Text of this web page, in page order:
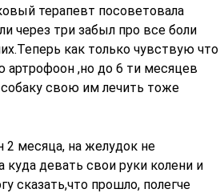
терапевт посоветовала
через три забыл про все боли
как только чувствую что
артрофоон ,но до 6 ти месяцев
свою им лечить тоже
2 месяца, на желудок не
куда девать свои руки колени и
сказать,что прошло, полегче